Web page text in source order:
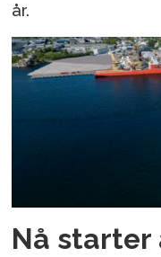
år.
Nå starter